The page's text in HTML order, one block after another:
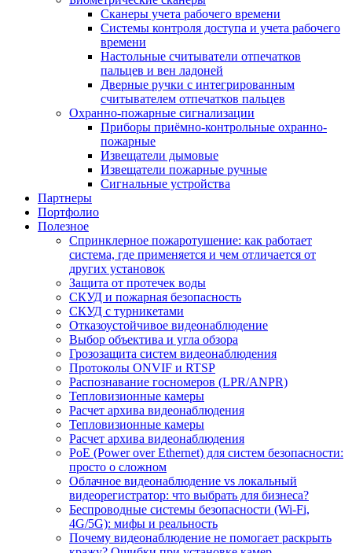
Сканеры учета рабочего времени
Системы контроля доступа и учета рабочего
времени
Настольные считыватели отпечатков
пальцев и вен ладоней
Дверные ручки с интегрированным
считывателем отпечатков пальцев
Охранно-пожарные сигнализации
Приборы приёмно-контрольные охранно-
пожарные
Извещатели дымовые
Извещатели пожарные ручные
Сигнальные устройства
Партнеры
Портфолио
Полезное
Спринклерное пожаротушение: как работает
система, где применяется и чем отличается от
других установок
Защита от протечек воды
СКУД и пожарная безопасность
СКУД с турникетами
Отказоустойчивое видеонаблюдение
Выбор объектива и угла обзора
Грозозащита систем видеонаблюдения
Протоколы ONVIF и RTSP
Распознавание госномеров (LPR/ANPR)
Тепловизионные камеры
Расчет архива видеонаблюдения
Тепловизионные камеры
Расчет архива видеонаблюдения
PoE (Power over Ethernet) для систем безопасности:
просто о сложном
Облачное видеонаблюдение vs локальный
видеорегистратор: что выбрать для бизнеса?
Беспроводные системы безопасности (Wi-Fi,
4G/5G): мифы и реальность
Почему видеонаблюдение не помогает раскрыть